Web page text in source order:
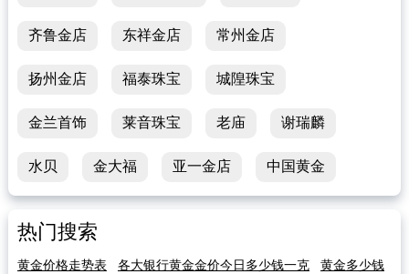
齐鲁金店 东祥金店 常州金店
扬州金店 福泰珠宝 城隍珠宝
金兰首饰 莱音珠宝 老庙 谢瑞麟
水贝 金大福 亚一金店 中国黄金
热门搜索
黄金价格走势表 各大银行黄金金价今日多少钱一克
黄金多少钱